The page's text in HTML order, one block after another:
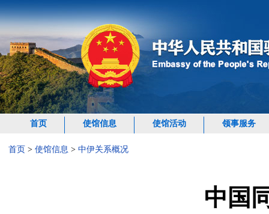
首页 使馆信息 使馆活动 领事服务
首页 > 使馆信息 > 中伊关系概况
中国